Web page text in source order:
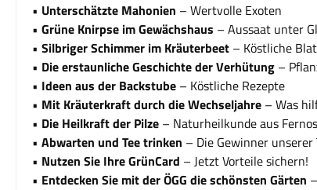
• Unterschätzte Mahonien – Wertvolle Exoten
• Grüne Knirpse im Gewächshaus – Aussaat unter
• Silbriger Schimmer im Kräuterbeet – Köstliche
• Die erstaunlicheGeschichte der Verhütung –
• Ideen aus der Backstube – Köstliche Rezepte
• Mit Kräuterkraftdurch die Wechseljahre – Was
• Die Heilkraft der Pilze – Naturheilkunde aus
• Abwarten und Tee trinken – Die Gewinner
• Nutzen Sie Ihre GrünCard – Jetzt Vorteile sichern!
• Entdecken Sie mit derÖGG die schönsten Gärten